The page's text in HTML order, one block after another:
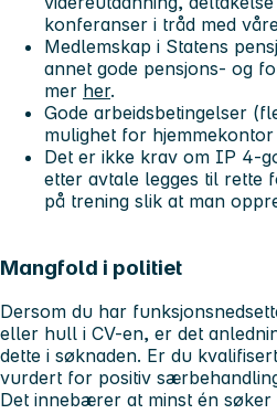
konferanser i tråd med
Medlemskap i Statens
annet gode pensjons- og
mer her.
Gode arbeidsbetingelser
mulighet for
Det er ikke krav om IP 4-
etter avtale legges til rette
på trening slik at man
Mangfold i politiet
Dersom du har
eller hull i CV-en, er det
dette i søknaden. Er du
vurdert for positiv
Det innebærer at minst én